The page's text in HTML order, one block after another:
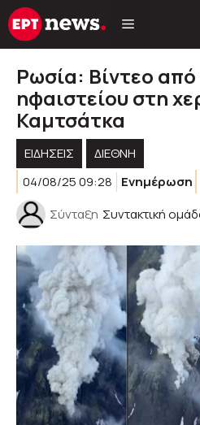
Μετάβαση
σε
Ρωσία: Βίντεο
ηφαιστείου στη
Καμτσάτκα
ΕΙΔΗΣΕΙΣ
ΔΙΕΘΝΗ
04/08/25 09:28
Ενημέρωση
Σύνταξη Συντακτική